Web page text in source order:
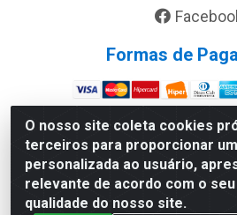
O nosso site coleta cookies
terceiros para proporcionar
personalizada ao usuário,
relevante de acordo com o
qualidade do nosso site.
Formas de
Site